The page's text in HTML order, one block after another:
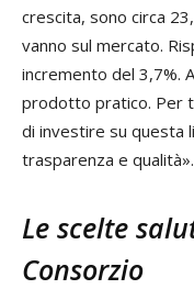
crescita, sono circa
vanno sul mercato.
incremento del 3,7%.
prodotto pratico. Per
di investire su questa
trasparenza e qualità».
Le scelte
Consorzio